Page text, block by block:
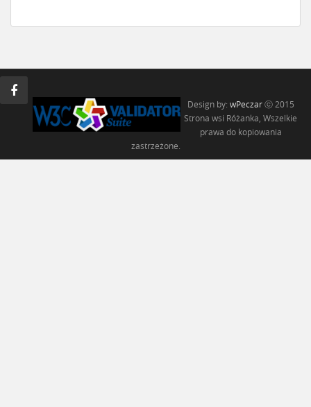
Design by: wPeczar ⓒ 2015
Strona wsi Różanka, Wszelkie
prawa do kopiowania
zastrzeżone.